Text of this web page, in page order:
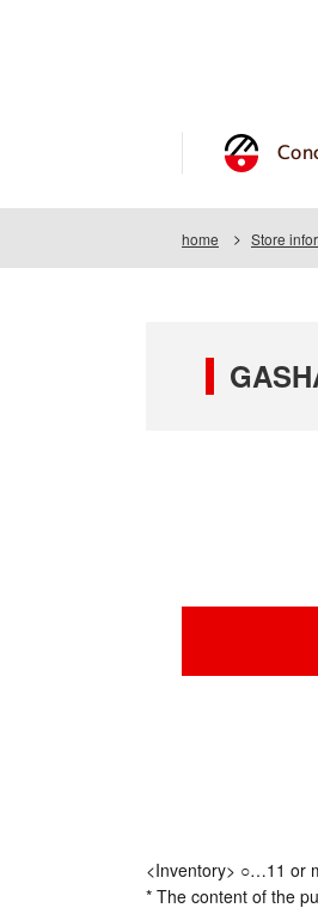
home Store
<Inventory> ○…11 or
* The content of the